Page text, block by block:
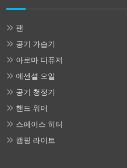
팬
공기 가습기
아로마 디퓨저
에센셜 오일
공기 청정기
핸드 워머
스페이스 히터
캠핑 라이트